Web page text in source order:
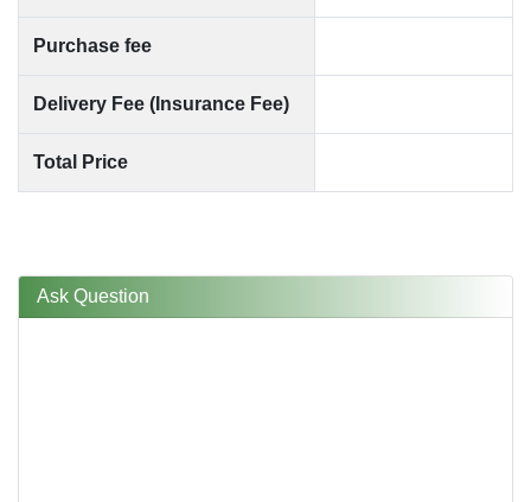
Purchase fee
Delivery Fee (Insurance Fee)
Total Price
Ask Question